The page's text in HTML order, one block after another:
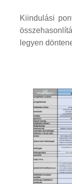
Kiindulási
legyen